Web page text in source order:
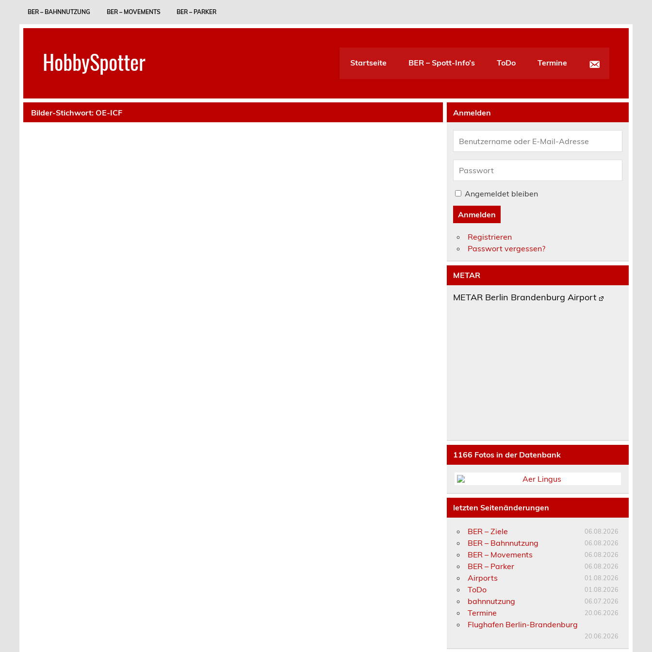
BER – BAHNNUTZUNG BER – MOVEMENTS BER – PARKER
HobbySpotter Startseite BER – Spott-Info’s ToDo Termine
Bilder-Stichwort:OE-ICF Anmelden
Angemeldet bleiben
Anmelden
Registrieren
Passwort vergessen?
METAR
METAR Berlin Brandenburg Airport
1166 Fotos in der Datenbank
letzten Seitenänderungen
BER – Ziele 06.08.2026
BER – Bahnnutzung 06.08.2026
BER – Movements 06.08.2026
BER – Parker 06.08.2026
Airports 01.08.2026
ToDo 01.08.2026
bahnnutzung 06.07.2026
Termine 20.06.2026
Flughafen Berlin-Brandenburg
20.06.2026